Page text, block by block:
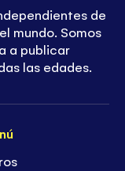
de
mundo. Somos
a publicar
las edades.